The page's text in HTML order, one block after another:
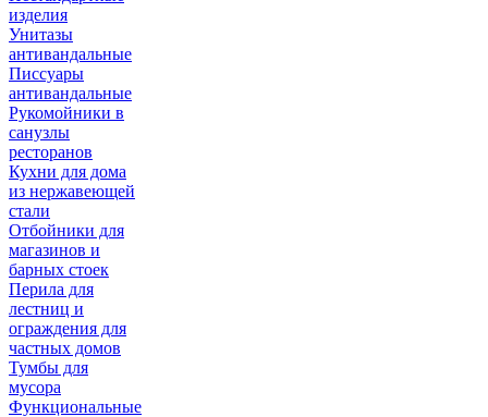
изделия
Унитазы
антивандальные
Писсуары
антивандальные
Рукомойники в
санузлы
ресторанов
Кухни для дома
из нержавеющей
стали
Отбойники для
магазинов и
барных стоек
Перила для
лестниц и
ограждения для
частных домов
Тумбы для
мусора
Функциональные